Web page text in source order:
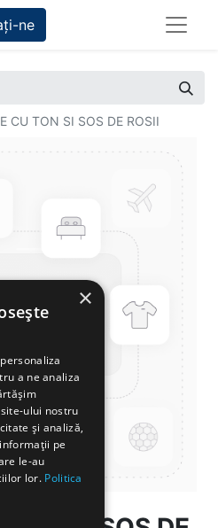
ne
CU TON SI SOS DE ROSII
×
a ne analiza
ului nostru
și analiză,
pe
le-au
lor. Politica